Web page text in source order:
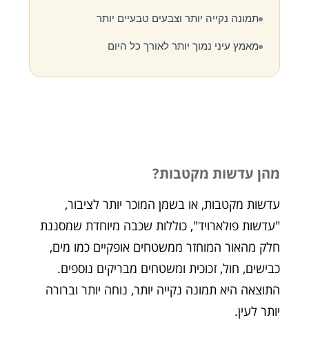
תמונה נקייה יותר וצבעים טבעיים יותר
מאמץ עיני נמוך יותר לאורך כל היום
מהן עדשות מקטבות?
עדשות מקטבות, או בשמן המוכר יותר לציבור,
"עדשות פולארויד", כוללות שכבה מיוחדת שמסננת
חלק מהאור המוחזר ממשטחים אופקיים כמו מים,
כבישים, חול, זכוכית ומשטחים מבריקים נוספים.
התוצאה היא תמונה נקייה יותר, נוחה יותר וברורה
יותר לעין.